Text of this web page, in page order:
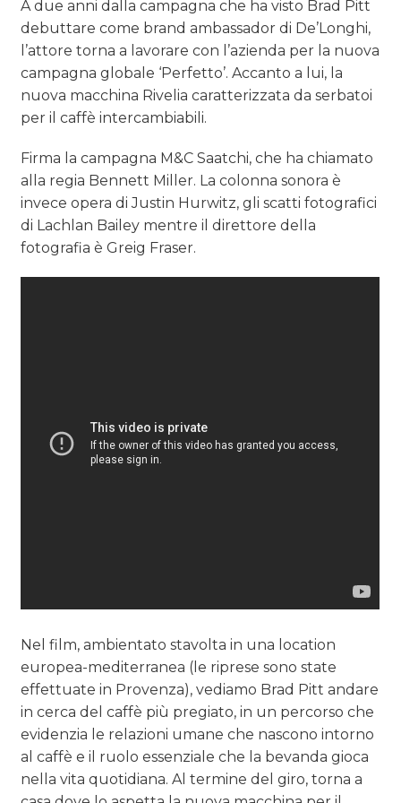
A due anni dalla campagna che ha visto Brad Pitt
debuttare come brand ambassador di De’Longhi,
l’attore torna a lavorare con l’azienda per la nuova
campagna globale ‘Perfetto’. Accanto a lui, la
nuova macchina Rivelia caratterizzata da serbatoi
per il caffè intercambiabili.
Firma la campagna M&C Saatchi, che ha chiamato
alla regia Bennett Miller. La colonna sonora è
invece opera di Justin Hurwitz, gli scatti fotografici
di Lachlan Bailey mentre il direttore della
fotografia è Greig Fraser.
Nel film, ambientato stavolta in una location
europea-mediterranea (le riprese sono state
effettuate in Provenza), vediamo Brad Pitt andare
in cerca del caffè più pregiato, in un percorso che
evidenzia le relazioni umane che nascono intorno
al caffè e il ruolo essenziale che la bevanda gioca
nella vita quotidiana. Al termine del giro, torna a